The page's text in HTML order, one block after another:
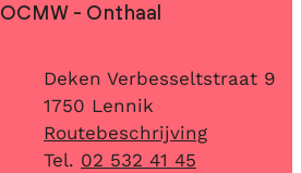
OCMW - Onthaal
AdresDeken Verbesseltstraat 9
,1750 Lennik
Routebeschrijving
02 532 41 45